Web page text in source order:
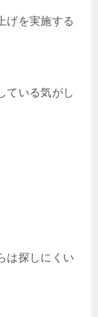
げを実施する
ている気がし
は探しにくい